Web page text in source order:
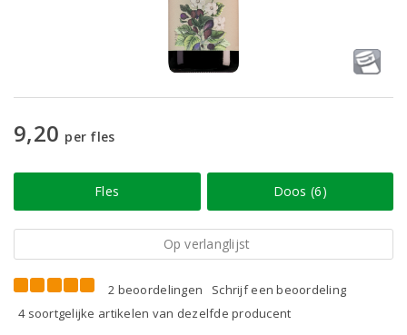
9,20 per fles
Fles Doos (6)
Op verlanglijst
2 beoordelingen
Schrijf een beoordeling
4 soortgelijke artikelen van dezelfde producent